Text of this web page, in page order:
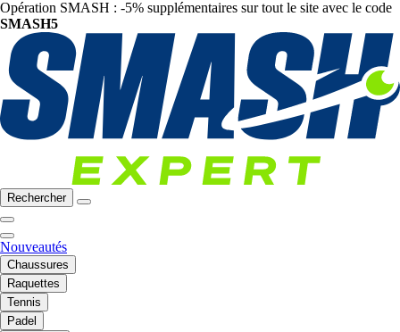
Opération SMASH : -5% supplémentaires sur tout le site avec le code
SMASH5
Rechercher
Nouveautés
Chaussures
Raquettes
Tennis
Padel